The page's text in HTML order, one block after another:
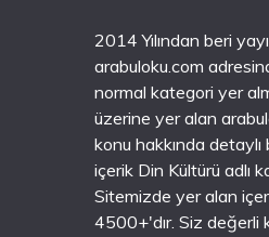
2014 Yılından beri
arabuloku.com
normal kategori yer
üzerine yer alan
konu hakkında
içerik Din Kültürü adlı
Sitemizde yer alan
4500+'dır. Siz değerli